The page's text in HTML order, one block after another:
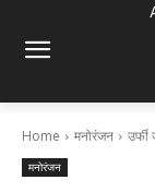
Home मनोरंजन
मनोरंजन